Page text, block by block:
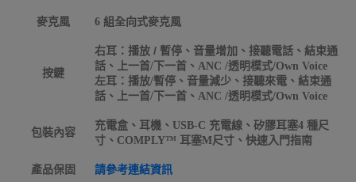
麥克風 6 組全向式麥克風
按鍵
右耳：播放 / 暫停、音量增加、接聽電話、結束通
話、 上一首/下一首、ANC /透明模式/Own Voice
左耳： 播放/暫停、音量減少、接聽來電、結束通
話、上一首/下一首、ANC /透明模式/Own Voice
包裝內容
充電盒、耳機、USB-C 充電線、矽膠耳塞4 種尺
寸、COMPLY™ 耳塞M尺寸、快速入門指南
產品保固 請參考連結資訊